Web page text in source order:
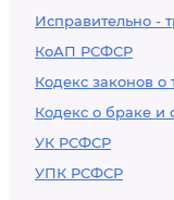
Исправительно -
КоАП РСФСР
Кодекс законов о
Кодекс о браке и
УК РСФСР
УПК РСФСР